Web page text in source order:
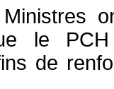
le PCH
de